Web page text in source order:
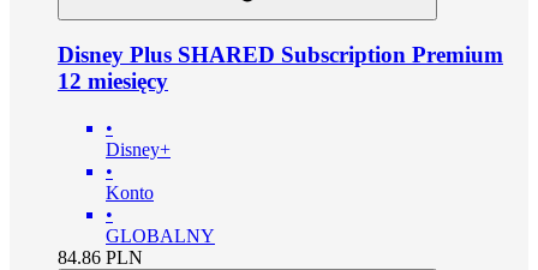
Disney Plus SHARED Subscription Premium
12 miesięcy
•
Disney+
•
Konto
•
GLOBALNY
84.86 PLN